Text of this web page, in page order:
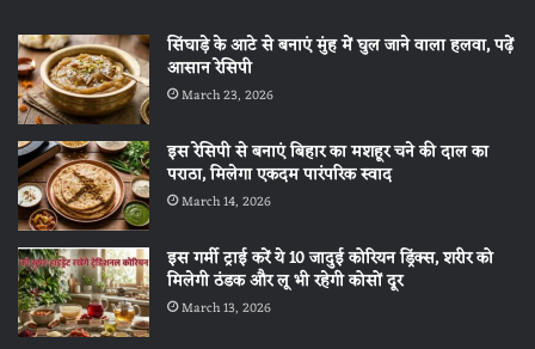
सिंघाड़े के आटे से बनाएं मुंह में घुल जाने वाला हलवा, पढ़ें
आसान रेसिपी
March 23, 2026
इस रेसिपी से बनाएं बिहार का मशहूर चने की दाल का
पराठा, मिलेगा एकदम पारंपरिक स्वाद
March 14, 2026
इस गर्मी ट्राई करें ये 10 जादुई कोरियन ड्रिंक्स, शरीर को
मिलेगी ठंडक और लू भी रहेगी कोसों दूर
March 13, 2026